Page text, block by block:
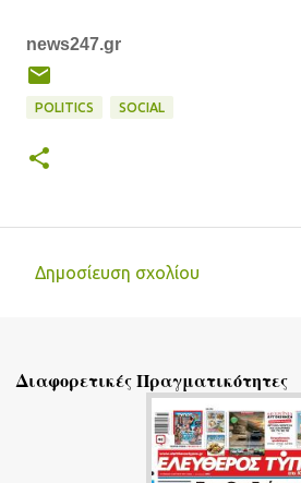
news247.gr
POLITICS SOCIAL
λ
Δημοσίευση σχολίου
Διαφορετικές Πραγματικότητες